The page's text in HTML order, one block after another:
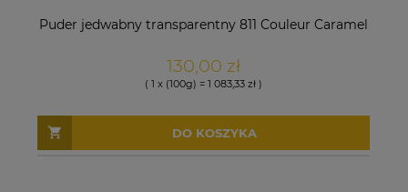
Puder jedwabny transparentny 811 Couleur Caramel
130,00 zł
( 1 x (100g) = 1 083,33 zł )
DO KOSZYKA